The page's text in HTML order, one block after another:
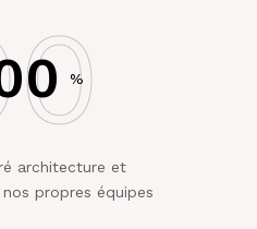
%
architecture et
propres équipes